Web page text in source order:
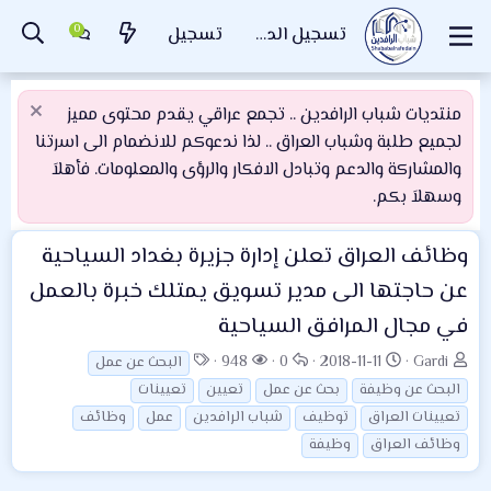
تسجيل الدخول تسجيل
منتديات شباب الرافدين .. تجمع عراقي يقدم محتوى مميز
لجميع طلبة وشباب العراق .. لذا ندعوكم للانضمام الى اسرتنا
والمشاركة والدعم وتبادل الافكار والرؤى والمعلومات. فأهلاَ
وسهلاَ بكم.
وظائف العراق تعلن إدارة جزيرة بغداد السياحية
عن حاجتها الى مدير تسويق يمتلك خبرة بالعمل
في مجال المرافق السياحية
ب
ا
د
ئ
ا
Gardi
ت
ا
ر
ي
خ
2018-11-11
ا
ل
ر
د
0
ا
ل
م
ش
948
ا
ل
و
س
البحث عن عمل
البحث عن وظيفة
بحث عن عمل تعيين
تعيينات
تعيينات العراق
توظيف شباب الرافدين عمل
وظائف
وظائف العراق
وظيفة